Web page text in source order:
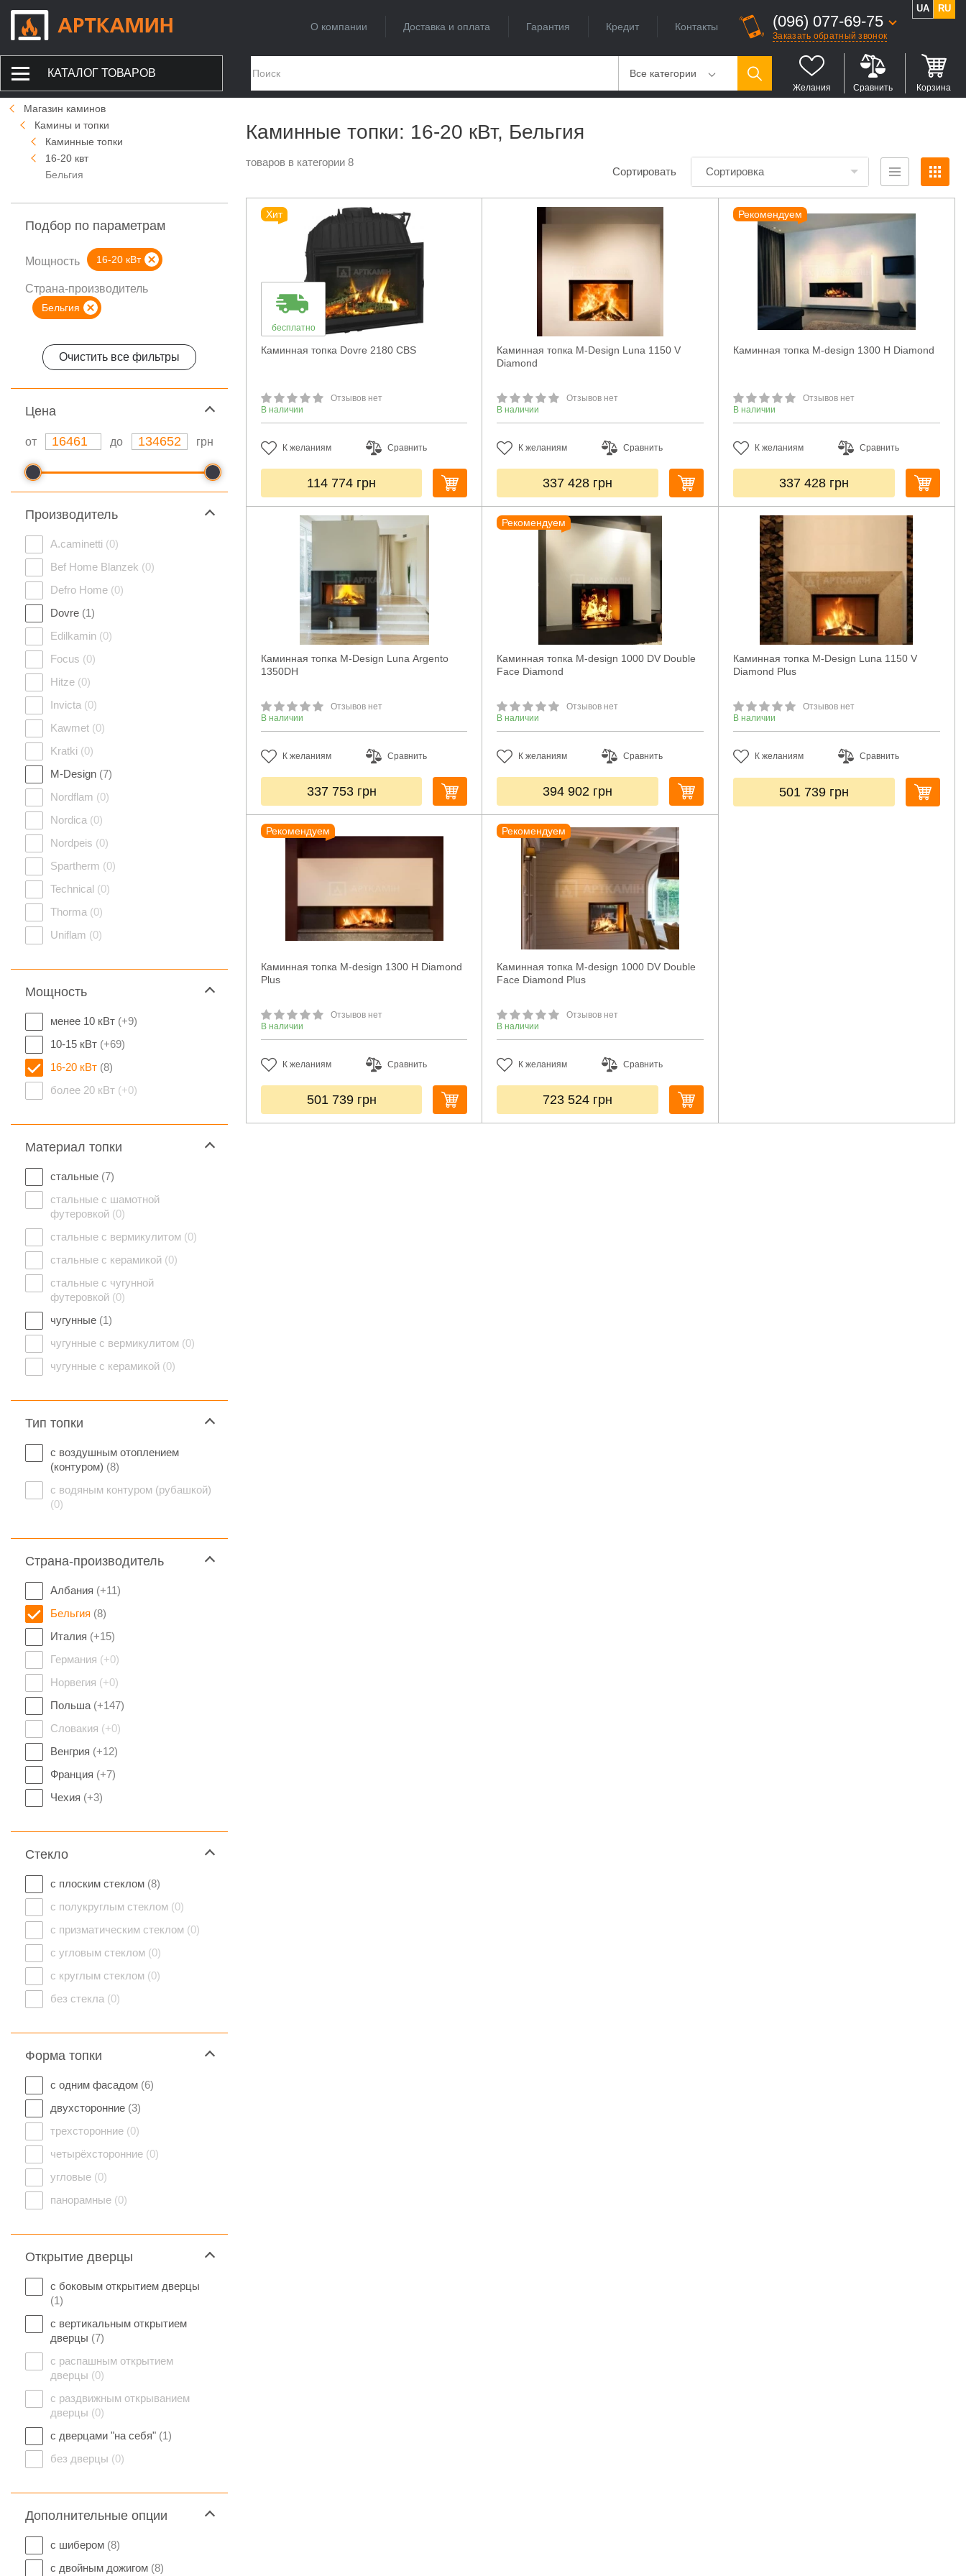
О компании Доставка и оплата Гарантия Кредит Контакты (096) 077-69-75
Заказать обратный звонок
UA RU
КАТАЛОГ ТОВАРОВ Все категории
Желания Сравнить Корзина
Магазин каминов
Камины и топки
Каминные топки
16-20 квт
Бельгия
Подбор по параметрам
Мощность 16-20 кВт
Страна-производитель
Бельгия
Очистить все фильтры
Цeна
от до грн
Производитель
A.caminetti (0)
Bef Home Blanzek (0)
Defro Home (0)
Dovre (1)
Edilkamin (0)
Focus (0)
Hitze (0)
Invicta (0)
Kawmet (0)
Kratki (0)
M-Design (7)
Nordflam (0)
Nordica (0)
Nordpeis (0)
Spartherm (0)
Technical (0)
Thorma (0)
Uniflam (0)
Мощность
менее 10 кВт (+9)
10-15 кВт (+69)
16-20 кВт (8)
более 20 кВт (+0)
Материал топки
стальные (7)
стальные с шамотной
футеровкой (0)
стальные с вермикулитом (0)
стальные с керамикой (0)
стальные с чугунной
футеровкой (0)
чугунные (1)
чугунные с вермикулитом (0)
чугунные с керамикой (0)
Тип топки
с воздушным отоплением
(контуром) (8)
с водяным контуром (рубашкой)
(0)
Страна-производитель
Албания (+11)
Бельгия (8)
Италия (+15)
Германия (+0)
Норвегия (+0)
Польша (+147)
Словакия (+0)
Венгрия (+12)
Франция (+7)
Чехия (+3)
Стекло
с плоским стеклом (8)
с полукруглым стеклом (0)
с призматическим стеклом (0)
с угловым стеклом (0)
с круглым стеклом (0)
без стекла (0)
Форма топки
с одним фасадом (6)
двухсторонние (3)
трехсторонние (0)
четырёхсторонние (0)
угловые (0)
панорамные (0)
Открытие дверцы
с боковым открытием дверцы
(1)
с вертикальным открытием
дверцы (7)
с распашным открытием
дверцы (0)
с раздвижным открыванием
дверцы (0)
с дверцами "на себя" (1)
без дверцы (0)
Дополнительные опции
с шибером (8)
с двойным дожигом (8)
Каминные топки: 16-20 кВт, Бельгия
товаров в категории 8
Сортировать Сортировка
Хит
бесплатно
Каминная топка Dovre 2180 CBS
Отзывов нет
В наличии
К желаниям Сравнить
114 774 грн
Каминная топка M-Design Luna 1150 V
Diamond
Отзывов нет
В наличии
К желаниям Сравнить
337 428 грн
Рекомендуем
Каминная топка M-design 1300 H Diamond
Отзывов нет
В наличии
К желаниям Сравнить
337 428 грн
Каминная топка M-Design Luna Argento
1350DH
Отзывов нет
В наличии
К желаниям Сравнить
337 753 грн
Рекомендуем
Каминная топка M-design 1000 DV Double
Face Diamond
Отзывов нет
В наличии
К желаниям Сравнить
394 902 грн
Каминная топка M-Design Luna 1150 V
Diamond Plus
Отзывов нет
В наличии
К желаниям Сравнить
501 739 грн
Рекомендуем
Каминная топка M-design 1300 H Diamond
Plus
Отзывов нет
В наличии
К желаниям Сравнить
501 739 грн
Рекомендуем
Каминная топка M-design 1000 DV Double
Face Diamond Plus
Отзывов нет
В наличии
К желаниям Сравнить
723 524 грн